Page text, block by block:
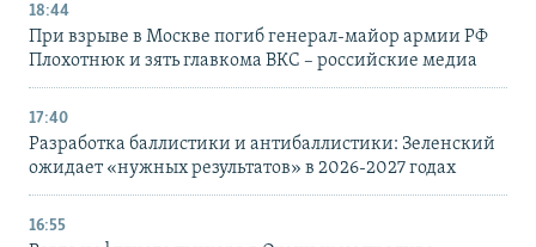
18:44
При взрыве в Москве погиб генерал-майор армии РФ
Плохотнюк и зять главкома ВКС – российские медиа
17:40
Разработка баллистики и антибаллистики: Зеленский
ожидает «нужных результатов» в 2026-2027 годах
16:55